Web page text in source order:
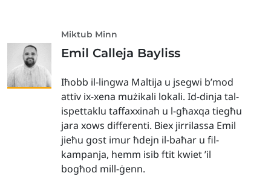
Miktub Minn
Emil Calleja Bayliss
Iħobb il-lingwa Maltija u jsegwi b’mod
attiv ix-xena mużikali lokali. Id-dinja tal-
ispettaklu taffaxxinah u l-għaxqa tiegħu
jara xows differenti. Biex jirrilassa Emil
jieħu gost imur ħdejn il-baħar u fil-
kampanja, hemm isib ftit kwiet ’il
bogħod mill-ġenn.